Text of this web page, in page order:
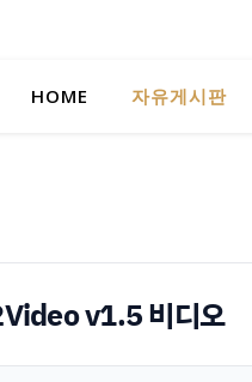
HOME 자유게시판
v1.5 비디오